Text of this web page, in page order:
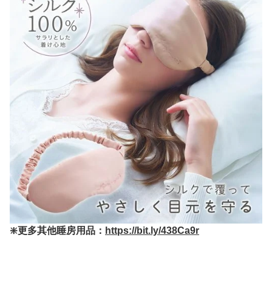
❇️更多其他睡房用品： https://bit.ly/438Ca9r